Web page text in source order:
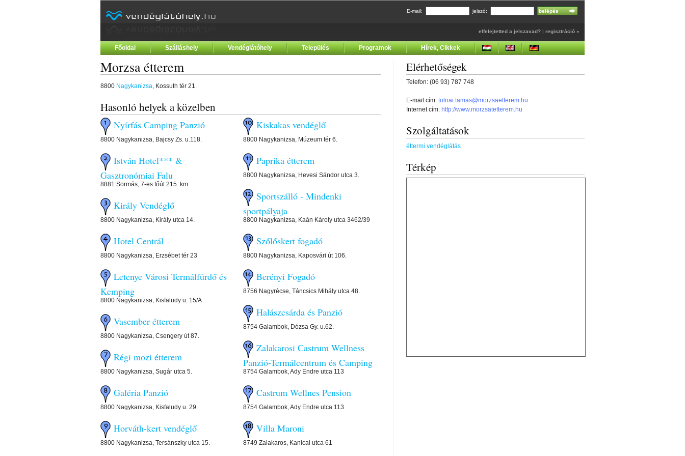
E-mail: jelszó:
elfelejtetted a jelszavad? | regisztráció »
Főoldal Szálláshely Vendéglátóhely Település Programok Hírek, Cikkek
Morzsa étterem
8800 Nagykanizsa, Kossuth tér 21.
Hasonló helyek a közelben
Nyírfás Camping Panzió
8800 Nagykanizsa, Bajcsy Zs. u.118.
István Hotel*** &
Gasztronómiai Falu
8881 Sormás, 7-es főút 215. km
Király Vendéglő
8800 Nagykanizsa, Király utca 14.
Hotel Centrál
8800 Nagykanizsa, Erzsébet tér 23
Letenye Városi Termálfürdő és
Kemping
8800 Nagykanizsa, Kisfaludy u. 15/A
Vasember étterem
8800 Nagykanizsa, Csengery út 87.
Régi mozi étterem
8800 Nagykanizsa, Sugár utca 5.
Galéria Panzió
8800 Nagykanizsa, Kisfaludy u. 29.
Horváth-kert vendéglő
8800 Nagykanizsa, Tersánszky utca 15.
Kiskakas vendéglő
8800 Nagykanizsa, Múzeum tér 6.
Paprika étterem
8800 Nagykanizsa, Hevesi Sándor utca 3.
Sportszálló - Mindenki
sportpályaja
8800 Nagykanizsa, Kaán Károly utca 3462/39
Szőlőskert fogadó
8800 Nagykanizsa, Kaposvári út 106.
Berényi Fogadó
8756 Nagyrécse, Táncsics Mihály utca 48.
Halászcsárda és Panzió
8754 Galambok, Dózsa Gy. u.62.
Zalakarosi Castrum Wellness
Panzió-Termálcentrum és Camping
8754 Galambok, Ady Endre utca 113
Castrum Wellnes Pension
8754 Galambok, Ady Endre utca 113
Villa Maroni
8749 Zalakaros, Kanicai utca 61
Elérhetőségek
Telefon: (06 93) 787 748
E-mail cím: tolnai.tamas@morzsaetterem.hu
Internet cím: http://www.morzsatetterem.hu
Szolgáltatások
éttermi vendéglátás
Térkép